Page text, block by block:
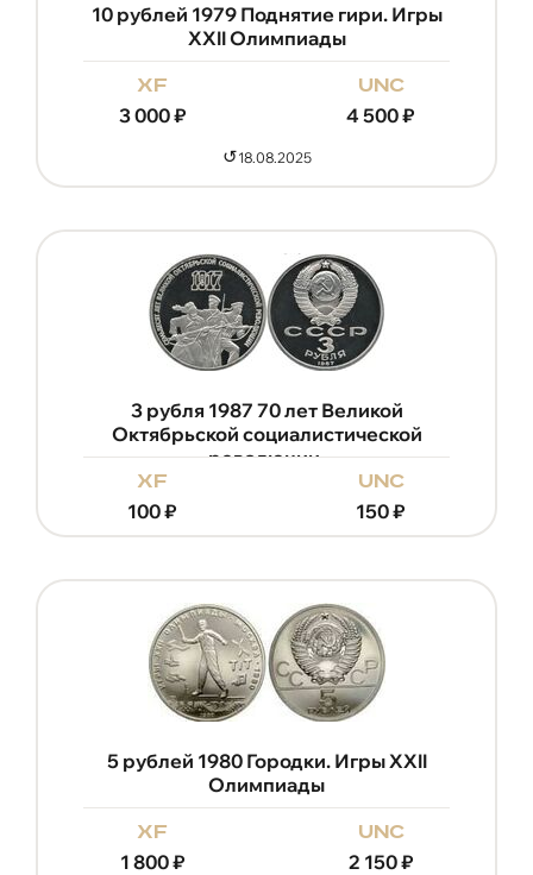
10 рублей 1979 Поднятие гири. Игры
XXII Олимпиады
xf
3 000₽
unc
4 500₽
↺18.08.2025
3 рубля 1987 70 лет Великой
Октябрьской социалистической
революции.
xf
100₽
unc
150₽
5 рублей 1980 Городки. Игры XXII
Олимпиады
xf
1 800₽
unc
2 150₽